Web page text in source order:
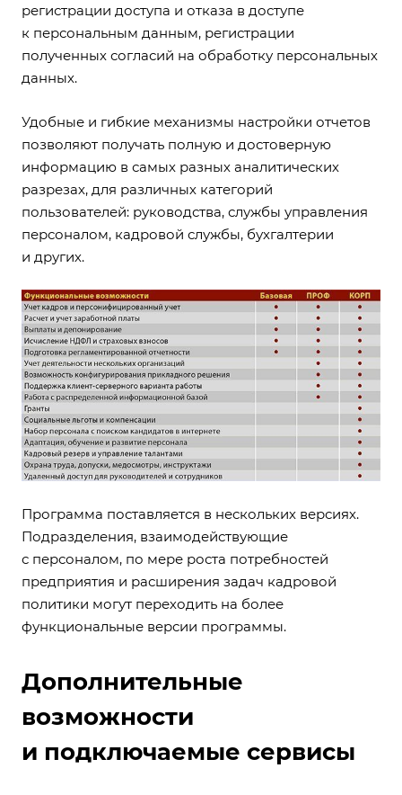
регистрации доступа и отказа в доступе
к персональным данным, регистрации
полученных согласий на обработку персональных
данных.
Удобные и гибкие механизмы настройки отчетов
позволяют получать полную и достоверную
информацию в самых разных аналитических
разрезах, для различных категорий
пользователей: руководства, службы управления
персоналом, кадровой службы, бухгалтерии
и других.
Программа поставляется в нескольких версиях.
Подразделения, взаимодействующие
с персоналом, по мере роста потребностей
предприятия и расширения задач кадровой
политики могут переходить на более
функциональные версии программы.
Дополнительные
возможности
и подключаемые сервисы